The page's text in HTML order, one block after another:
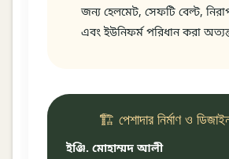
জন্য হেলমেট, সেফটি বেল্ট,
এবং ইউনিফর্ম পরিধান করা
🏗️ পেশাদার নির্মাণ ও
ইঞ্জি. মোহাম্মদ আলী